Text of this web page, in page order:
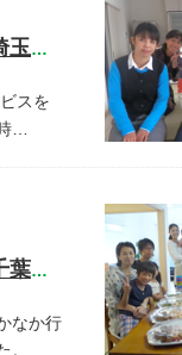
開催しました! 『新築お披露目パーティー』 埼玉県川越市 S様宅
スを
…
開催しました! 『新築お披露目パーティー』 千葉県流山市 I様宅
なか行
。…